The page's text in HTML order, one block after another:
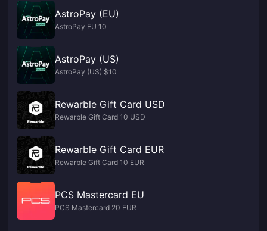
AstroPay (EU)
AstroPay EU 10
AstroPay (US)
AstroPay (US) $10
Rewarble Gift Card USD
Rewarble Gift Card 10 USD
Rewarble Gift Card EUR
Rewarble Gift Card 10 EUR
PCS Mastercard EU
PCS Mastercard 20 EUR